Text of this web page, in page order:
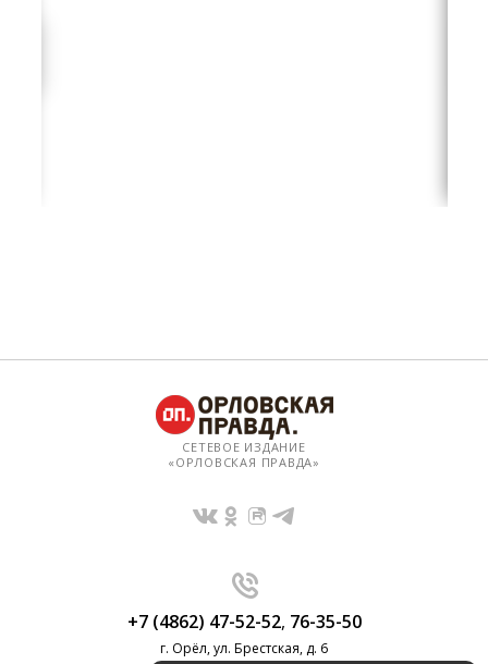
СЕТЕВОЕ ИЗДАНИЕ
«ОРЛОВСКАЯ ПРАВДА»
+7 (4862) 47-52-52, 76-35-50
г. Орёл, ул. Брестская, д. 6